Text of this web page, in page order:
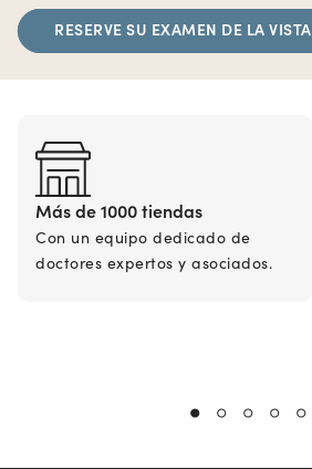
RESERVE SU EXAMEN DE LA VISTA
Más de 1000 tiendas
Con un equipo dedicado de
doctores expertos y asociados.